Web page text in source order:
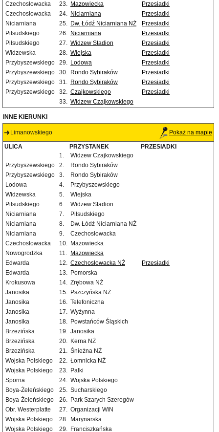
Czechosłowacka
23. Mazowiecka
Przesiadki
Czechosłowacka
24. Niciarniana
Przesiadki
Niciarniana
25. Dw. Łódź Niciarniana NŻ
Przesiadki
Piłsudskiego
26. Niciarniana
Przesiadki
Piłsudskiego
27. Widzew Stadion
Przesiadki
Widzewska
28. Wiejska
Przesiadki
Przybyszewskiego
29. Lodowa
Przesiadki
Przybyszewskiego
30. Rondo Sybiraków
Przesiadki
Przybyszewskiego
31. Rondo Sybiraków
Przesiadki
Przybyszewskiego
32. Czajkowskiego
Przesiadki
33. Widzew Czajkowskiego
INNE KIERUNKI
Limanowskiego Pokaż na mapie
ULICA PRZYSTANEK
PRZESIADKI
1.
Widzew Czajkowskiego
Przybyszewskiego
2.
Rondo Sybiraków
Przybyszewskiego
3.
Rondo Sybiraków
Lodowa
4.
Przybyszewskiego
Widzewska
5.
Wiejska
Piłsudskiego
6.
Widzew Stadion
Niciarniana
7.
Piłsudskiego
Niciarniana
8.
Dw. Łódź Niciarniana NŻ
Niciarniana
9.
Czechosłowacka
Czechosłowacka
10. Mazowiecka
Nowogrodzka
11.
Mazowiecka
Edwarda
12. Czechosłowacka NŻ
Przesiadki
Edwarda
13. Pomorska
Krokusowa
14. Zrębowa NŻ
Janosika
15. Pszczyńska NŻ
Janosika
16. Telefoniczna
Janosika
17. Wyżynna
Janosika
18. Powstańców Śląskich
Brzezińska
19. Janosika
Brzezińska
20. Kerna NŻ
Brzezińska
21. Śnieżna NŻ
Wojska Polskiego
22. Łomnicka NŻ
Wojska Polskiego
23. Palki
Sporna
24. Wojska Polskiego
Boya-Żeleńskiego
25. Sucharskiego
Boya-Żeleńskiego
26. Park Szarych Szeregów
Obr. Westerplatte
27. Organizacji WiN
Wojska Polskiego
28. Marynarska
Wojska Polskiego
29. Franciszkańska